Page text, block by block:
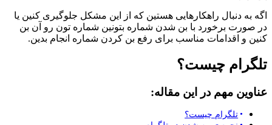
اگه به دنبال راهکارهایی هستین که از این مشکل جلوگیری کنین یا
در صورت برخورد با بن شدن شماره بتونین شماره تون رو آن بن
کنین و اقدامات مناسب برای رفع بن کردن شماره انجام بدین.
تلگرام چیست؟
عناوین مهم در این مقاله:
تلگرام چیست؟